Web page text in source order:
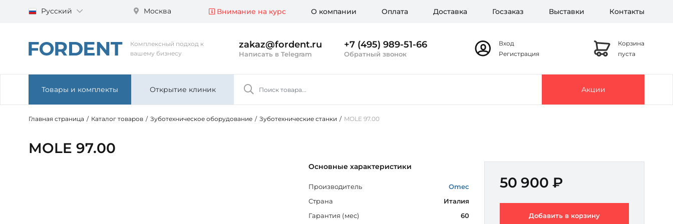
Русский Москва Внимание на курс О компании Оплата Доставка Госзаказ Выставки Контакты
Комплексный подход к
вашему бизнесу
zakaz@fordent.ru
Написать в Telegram
+7 (495) 989-51-66
Обратный звонок
Вход
Регистрация
Корзина
пуста
Товары и комплекты Открытие клиник Акции
Главная страница / Каталог товаров / Зуботехническое оборудование / Зуботехнические станки / MOLE 97.00
MOLE 97.00
Основные характеристики
Производитель
Omec
Страна
Италия
Гарантия (мес)
60
50 900 ₽
Добавить в корзину